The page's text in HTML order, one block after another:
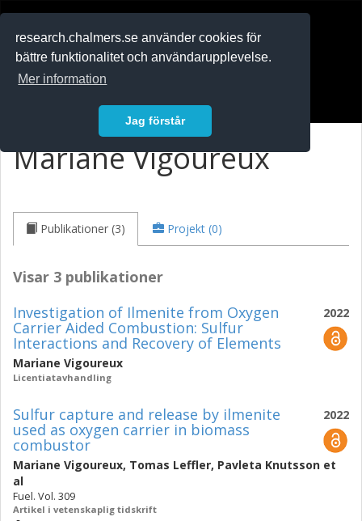
research.chalmers.se använder cookies för
bättre funktionalitet och användarupplevelse.
Mer information
Jag förstår
Mariane Vigoureux
Publikationer (3) Projekt (0)
Visar 3 publikationer
2022
Investigation of Ilmenite from Oxygen
Carrier Aided Combustion: Sulfur
Interactions and Recovery of Elements
Mariane Vigoureux
Licentiatavhandling
2022
Sulfur capture and release by ilmenite
used as oxygen carrier in biomass
combustor
Mariane Vigoureux, Tomas Leffler, Pavleta Knutsson et
al
Fuel. Vol. 309
Artikel i vetenskaplig tidskrift